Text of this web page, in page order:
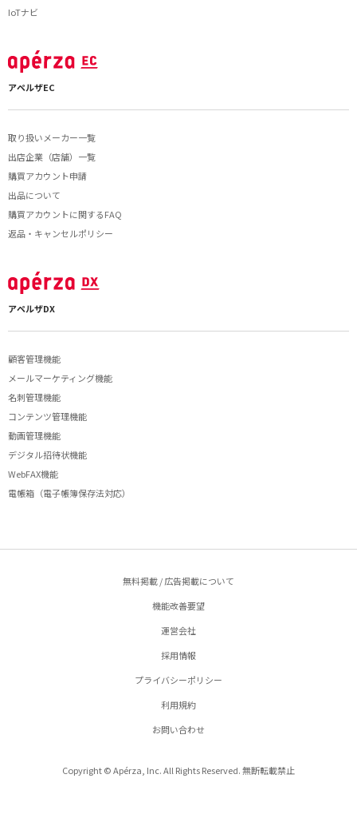
IoTナビ
アペルザEC
取り扱いメーカー一覧
出店企業（店舗）一覧
購買アカウント申請
出品について
購買アカウントに関するFAQ
返品・キャンセルポリシー
アペルザDX
顧客管理機能
メールマーケティング機能
名刺管理機能
コンテンツ管理機能
動画管理機能
デジタル招待状機能
WebFAX機能
電帳箱（電子帳簿保存法対応）
無料掲載 / 広告掲載について
機能改善要望
運営会社
採用情報
プライバシーポリシー
利用規約
お問い合わせ
Copyright © Apérza, Inc. All Rights Reserved. 無断転載禁止